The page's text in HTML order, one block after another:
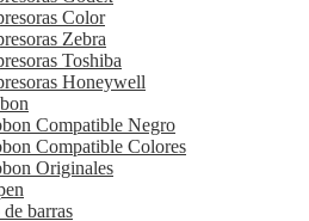
Color
Zebra
Toshiba
Honeywell
Compatible Negro
Compatible Colores
Originales
barras